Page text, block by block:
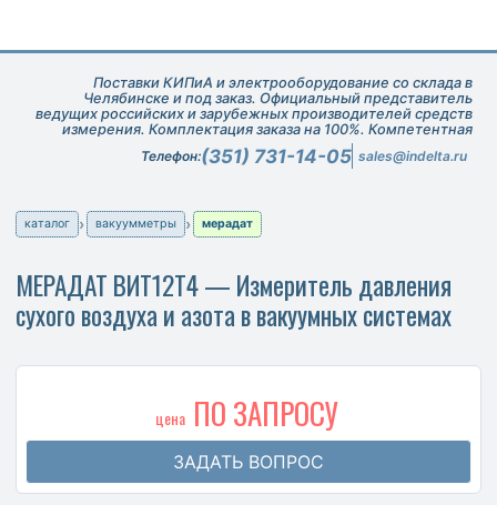
Поставки КИПиА и электрооборудование со склада в
Челябинске и под заказ. Официальный представитель
ведущих российских и зарубежных производителей средств
измерения. Комплектация заказа на 100%. Компетентная
техническая поддержка при подборе оборудования.
Телефон:(351) 731-14-05 sales@indelta.ru
каталог вакуумметры мерадат
МЕРАДАТ ВИТ12Т4 — Измеритель давления
сухого воздуха и азота в вакуумных системах
цена ПО ЗАПРОСУ
ЗАДАТЬ ВОПРОС